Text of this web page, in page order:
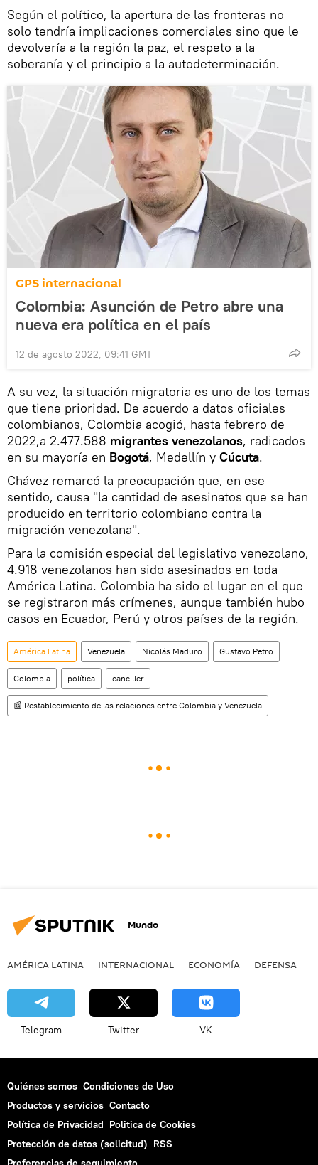
Según el político, la apertura de las fronteras no
solo tendría implicaciones comerciales sino que le
devolvería a la región la paz, el respeto a la
soberanía y el principio a la autodeterminación.
GPS internacional
Colombia: Asunción de Petro abre una
nueva era política en el país
12 de agosto 2022, 09:41 GMT
A su vez, la situación migratoria es uno de los temas
que tiene prioridad. De acuerdo a datos oficiales
colombianos, Colombia acogió, hasta febrero de
2022,a 2.477.588 migrantes venezolanos, radicados
en su mayoría en Bogotá, Medellín y Cúcuta.
Chávez remarcó la preocupación que, en ese
sentido, causa "la cantidad de asesinatos que se han
producido en territorio colombiano contra la
migración venezolana".
Para la comisión especial del legislativo venezolano,
4.918 venezolanos han sido asesinados en toda
América Latina. Colombia ha sido el lugar en el que
se registraron más crímenes, aunque también hubo
casos en Ecuador, Perú y otros países de la región.
América Latina Venezuela Nicolás Maduro Gustavo Petro
Colombia política canciller
📰 Restablecimiento de las relaciones entre Colombia y Venezuela
Mundo
AMÉRICA LATINA INTERNACIONAL ECONOMÍA DEFENSA
Telegram Twitter VK
Quiénes somos Condiciones de Uso
Productos y servicios Contacto
Política de Privacidad Politica de Cookies
Protección de datos (solicitud) RSS